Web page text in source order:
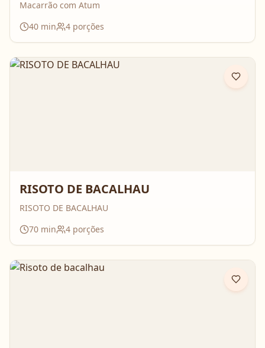
Macarrão com Atum
40 min 4 porções
RISOTO DE BACALHAU
RISOTO DE BACALHAU
70 min 4 porções